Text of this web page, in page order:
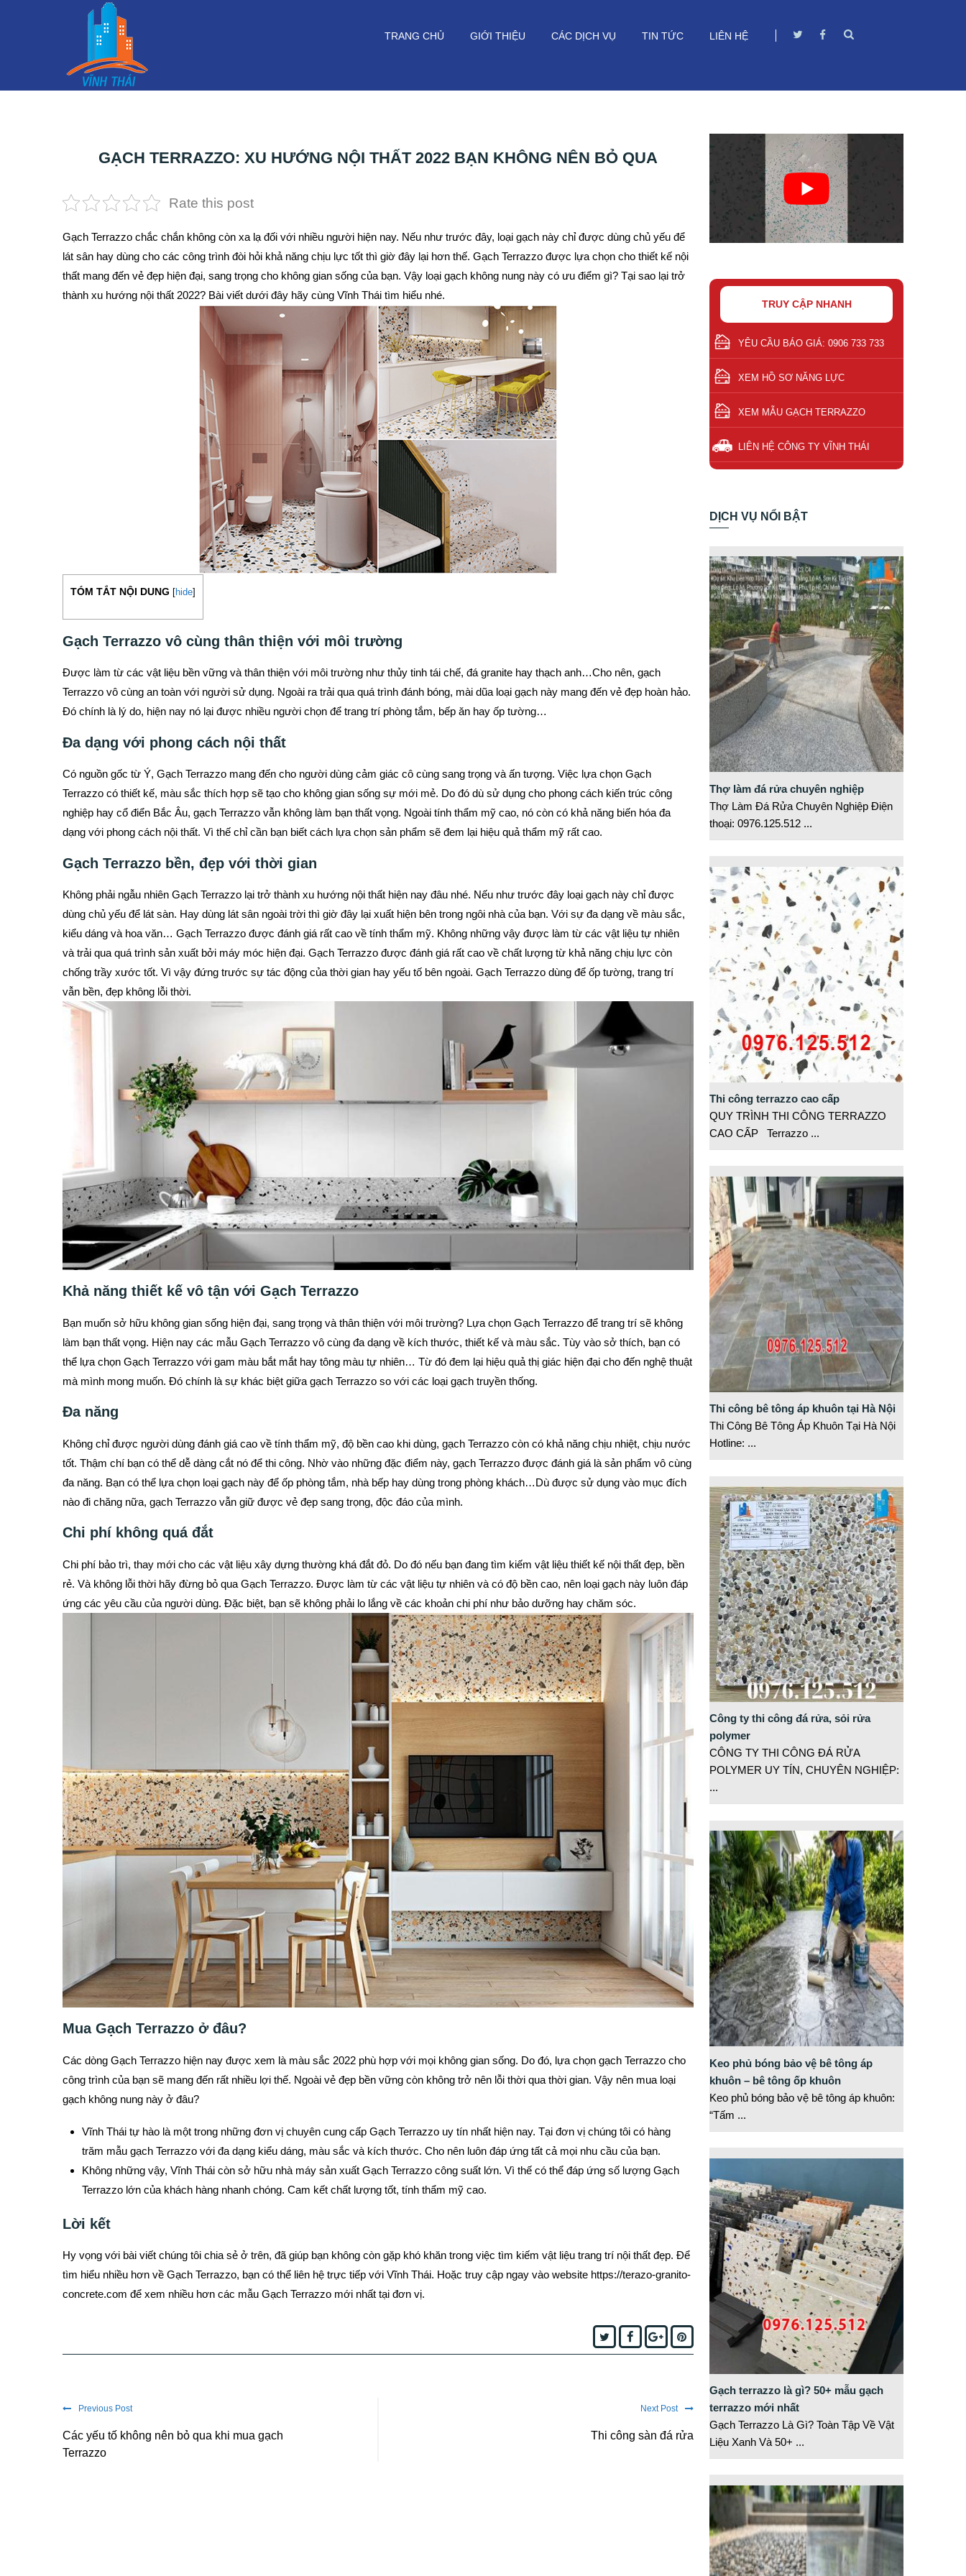
TRANG CHỦ GIỚI THIỆU CÁC DỊCH VỤ TIN TỨC LIÊN HỆ
GẠCH TERRAZZO: XU HƯỚNG NỘI THẤT 2022 BẠN KHÔNG NÊN BỎ QUA
Rate this post
Gạch Terrazzo chắc chắn không còn xa lạ đối với nhiều người hiện nay. Nếu như trước đây, loại gạch này chỉ được dùng chủ yếu để
lát sân hay dùng cho các công trình đòi hỏi khả năng chịu lực tốt thì giờ đây lại hơn thế. Gạch Terrazzo được lựa chọn cho thiết kế nội
thất mang đến vẻ đẹp hiện đại, sang trọng cho không gian sống của bạn. Vậy loại gạch không nung này có ưu điểm gì? Tại sao lại trở
thành xu hướng nội thất 2022? Bài viết dưới đây hãy cùng Vĩnh Thái tìm hiểu nhé.
TÓM TẮT NỘI DUNG [hide]
Gạch Terrazzo vô cùng thân thiện với môi trường
Được làm từ các vật liệu bền vững và thân thiện với môi trường như thủy tinh tái chế, đá granite hay thạch anh…Cho nên, gạch
Terrazzo vô cùng an toàn với người sử dụng. Ngoài ra trải qua quá trình đánh bóng, mài dũa loại gạch này mang đến vẻ đẹp hoàn hảo.
Đó chính là lý do, hiện nay nó lại được nhiều người chọn để trang trí phòng tắm, bếp ăn hay ốp tường…
Đa dạng với phong cách nội thất
Có nguồn gốc từ Ý, Gạch Terrazzo mang đến cho người dùng cảm giác cô cùng sang trọng và ấn tượng. Việc lựa chọn Gạch
Terrazzo có thiết kế, màu sắc thích hợp sẽ tạo cho không gian sống sự mới mẻ. Do đó dù sử dụng cho phong cách kiến trúc công
nghiệp hay cổ điển Bắc Âu, gạch Terrazzo vẫn không làm bạn thất vọng. Ngoài tính thẩm mỹ cao, nó còn có khả năng biến hóa đa
dạng với phong cách nội thất. Vì thế chỉ cần bạn biết cách lựa chọn sản phẩm sẽ đem lại hiệu quả thẩm mỹ rất cao.
Gạch Terrazzo bền, đẹp với thời gian
Không phải ngẫu nhiên Gạch Terrazzo lại trở thành xu hướng nội thất hiện nay đâu nhé. Nếu như trước đây loại gạch này chỉ được
dùng chủ yếu để lát sàn. Hay dùng lát sân ngoài trời thì giờ đây lại xuất hiện bên trong ngôi nhà của bạn. Với sự đa dạng về màu sắc,
kiểu dáng và hoa văn… Gạch Terrazzo được đánh giá rất cao về tính thẩm mỹ. Không những vậy được làm từ các vật liệu tự nhiên
và trải qua quá trình sản xuất bởi máy móc hiện đại. Gạch Terrazzo được đánh giá rất cao về chất lượng từ khả năng chịu lực còn
chống trầy xước tốt. Vì vậy đứng trước sự tác động của thời gian hay yếu tố bên ngoài. Gạch Terrazzo dùng để ốp tường, trang trí
vẫn bền, đẹp không lỗi thời.
Khả năng thiết kế vô tận với Gạch Terrazzo
Bạn muốn sở hữu không gian sống hiện đại, sang trọng và thân thiện với môi trường? Lựa chọn Gạch Terrazzo để trang trí sẽ không
làm bạn thất vọng. Hiện nay các mẫu Gạch Terrazzo vô cùng đa dạng về kích thước, thiết kế và màu sắc. Tùy vào sở thích, bạn có
thể lựa chọn Gạch Terrazzo với gam màu bắt mắt hay tông màu tự nhiên… Từ đó đem lại hiệu quả thị giác hiện đại cho đến nghệ thuật
mà mình mong muốn. Đó chính là sự khác biệt giữa gạch Terrazzo so với các loại gạch truyền thống.
Đa năng
Không chỉ được người dùng đánh giá cao về tính thẩm mỹ, độ bền cao khi dùng, gạch Terrazzo còn có khả năng chịu nhiệt, chịu nước
tốt. Thậm chí bạn có thể dễ dàng cắt nó để thi công. Nhờ vào những đặc điểm này, gạch Terrazzo được đánh giá là sản phẩm vô cùng
đa năng. Bạn có thể lựa chọn loại gạch này để ốp phòng tắm, nhà bếp hay dùng trong phòng khách…Dù được sử dụng vào mục đích
nào đi chăng nữa, gạch Terrazzo vẫn giữ được vẻ đẹp sang trọng, độc đáo của mình.
Chi phí không quá đắt
Chi phí bảo trì, thay mới cho các vật liệu xây dựng thường khá đắt đỏ. Do đó nếu bạn đang tìm kiếm vật liệu thiết kế nội thất đẹp, bền
rẻ. Và không lỗi thời hãy đừng bỏ qua Gạch Terrazzo. Được làm từ các vật liệu tự nhiên và có độ bền cao, nên loại gạch này luôn đáp
ứng các yêu cầu của người dùng. Đặc biệt, bạn sẽ không phải lo lắng về các khoản chi phí như bảo dưỡng hay chăm sóc.
Mua Gạch Terrazzo ở đâu?
Các dòng Gạch Terrazzo hiện nay được xem là màu sắc 2022 phù hợp với mọi không gian sống. Do đó, lựa chọn gạch Terrazzo cho
công trình của bạn sẽ mang đến rất nhiều lợi thế. Ngoài vẻ đẹp bền vững còn không trở nên lỗi thời qua thời gian. Vậy nên mua loại
gạch không nung này ở đâu?
Vĩnh Thái tự hào là một trong những đơn vị chuyên cung cấp Gạch Terrazzo uy tín nhất hiện nay. Tại đơn vị chúng tôi có hàng
trăm mẫu gạch Terrazzo với đa dạng kiểu dáng, màu sắc và kích thước. Cho nên luôn đáp ứng tất cả mọi nhu cầu của bạn.
Không những vậy, Vĩnh Thái còn sở hữu nhà máy sản xuất Gạch Terrazzo công suất lớn. Vì thế có thể đáp ứng số lượng Gạch
Terrazzo lớn của khách hàng nhanh chóng. Cam kết chất lượng tốt, tính thẩm mỹ cao.
Lời kết
Hy vọng với bài viết chúng tôi chia sẻ ở trên, đã giúp bạn không còn gặp khó khăn trong việc tìm kiếm vật liệu trang trí nội thất đẹp. Để
tìm hiểu nhiều hơn về Gạch Terrazzo, bạn có thể liên hệ trực tiếp với Vĩnh Thái. Hoặc truy cập ngay vào website https://terazo-granito-
concrete.com để xem nhiều hơn các mẫu Gạch Terrazzo mới nhất tại đơn vị.
TwitterFacebookGoogle+Pinterest
Previous Post
Các yếu tố không nên bỏ qua khi mua gạch
Terrazzo
Next Post
Thi công sàn đá rửa
TRUY CẬP NHANH
YÊU CẦU BÁO GIÁ: 0906 733 733
XEM HỒ SƠ NĂNG LỰC
XEM MẪU GẠCH TERRAZZO
LIÊN HỆ CÔNG TY VĨNH THÁI
DỊCH VỤ NỔI BẬT
Thợ làm đá rửa chuyên nghiệp
Thợ Làm Đá Rửa Chuyên Nghiệp Điện
thoại: 0976.125.512 ...
Thi công terrazzo cao cấp
QUY TRÌNH THI CÔNG TERRAZZO
CAO CẤP Terrazzo ...
Thi công bê tông áp khuôn tại Hà Nội
Thi Công Bê Tông Áp Khuôn Tại Hà Nội
Hotline: ...
Công ty thi công đá rửa, sỏi rửa
polymer
CÔNG TY THI CÔNG ĐÁ RỬA
POLYMER UY TÍN, CHUYÊN NGHIỆP:
...
Keo phủ bóng bảo vệ bê tông áp
khuôn – bê tông ốp khuôn
Keo phủ bóng bảo vệ bê tông áp khuôn:
“Tấm ...
Gạch terrazzo là gì? 50+ mẫu gạch
terrazzo mới nhất
Gạch Terrazzo Là Gì? Toàn Tập Về Vật
Liệu Xanh Và 50+ ...